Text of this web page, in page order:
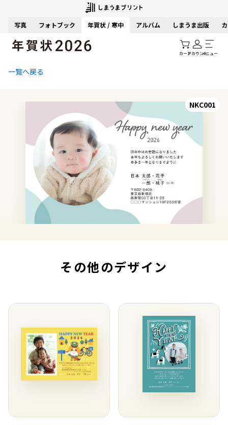
写真 フォトブック 年賀状 / 寒中 アルバム しまうま出版
カートアカウントメニュー
一覧へ戻る
NKC001
その他のデザイン